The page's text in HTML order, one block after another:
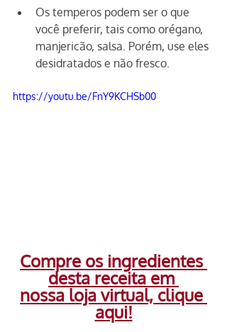
Os temperos podem ser o que
você preferir, tais como orégano,
manjericão, salsa. Porém, use eles
desidratados e não fresco.
https://youtu.be/FnY9KCHSb00
Compre os ingredientes
desta receita em
nossa loja virtual, clique
aqui!